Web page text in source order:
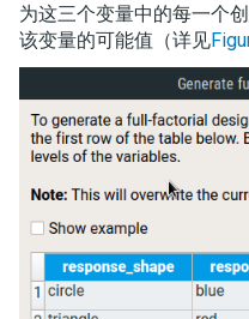
为这三个变量中的每一个
该变量的可能值（详见